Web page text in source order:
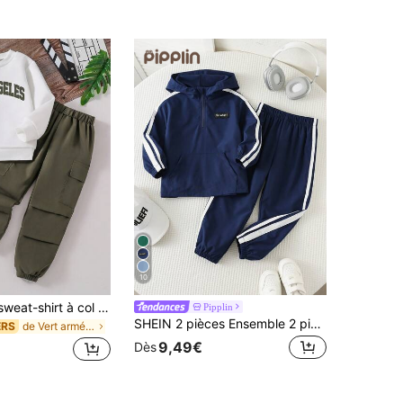
Ensemble de sweat-shirt à col ras-du-cou chaud avec imprimé pour jeunes garçons et pantalon cargo
de Vert armée Ensembles pour jeunes garçons
10
Pipplin
SHEIN 2 pièces Ensemble 2 pièces tissé pour jeune garçon, veste à capuche à demi-zip patchwork décontractée, confortable et polyvalente, ample à manches longues, et pantalon de jogging ample, convient pour l'école, le jardin, la plage, l'anniversaire, le printemps, l'été, l'automne, l'hiver
Dès9,49€